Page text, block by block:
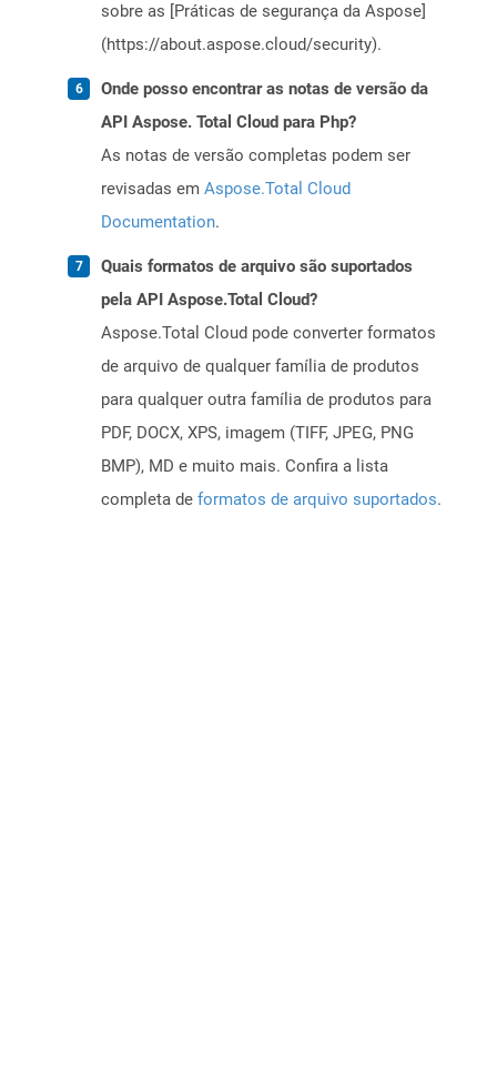
sobre as [Práticas de segurança da Aspose]
(https://about.aspose.cloud/security).
Onde posso encontrar as notas de versão da
API Aspose. Total Cloud para Php?
As notas de versão completas podem ser
revisadas em Aspose.Total Cloud
Documentation.
Quais formatos de arquivo são suportados
pela API Aspose.Total Cloud?
Aspose.Total Cloud pode converter formatos
de arquivo de qualquer família de produtos
para qualquer outra família de produtos para
PDF, DOCX, XPS, imagem (TIFF, JPEG, PNG
BMP), MD e muito mais. Confira a lista
completa de formatos de arquivo suportados.